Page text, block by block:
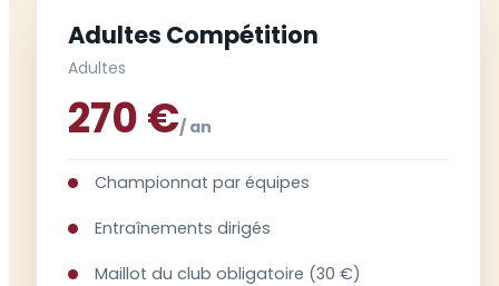
Adultes Compétition
Adultes
270 €/ an
Championnat par équipes
Entraînements dirigés
Maillot du club obligatoire (30 €)